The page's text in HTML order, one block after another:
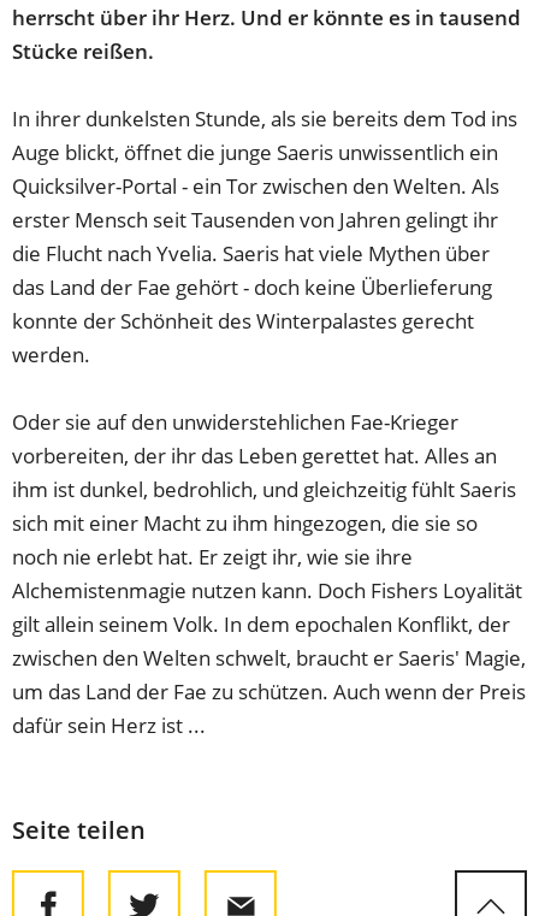
herrscht über ihr Herz. Und er könnte es in tausend
Stücke reißen.
In ihrer dunkelsten Stunde, als sie bereits dem Tod ins
Auge blickt, öffnet die junge Saeris unwissentlich ein
Quicksilver-Portal - ein Tor zwischen den Welten. Als
erster Mensch seit Tausenden von Jahren gelingt ihr
die Flucht nach Yvelia. Saeris hat viele Mythen über
das Land der Fae gehört - doch keine Überlieferung
konnte der Schönheit des Winterpalastes gerecht
werden.
Oder sie auf den unwiderstehlichen Fae-Krieger
vorbereiten, der ihr das Leben gerettet hat. Alles an
ihm ist dunkel, bedrohlich, und gleichzeitig fühlt Saeris
sich mit einer Macht zu ihm hingezogen, die sie so
noch nie erlebt hat. Er zeigt ihr, wie sie ihre
Alchemistenmagie nutzen kann. Doch Fishers Loyalität
gilt allein seinem Volk. In dem epochalen Konflikt, der
zwischen den Welten schwelt, braucht er Saeris' Magie,
um das Land der Fae zu schützen. Auch wenn der Preis
dafür sein Herz ist ...
Seite teilen